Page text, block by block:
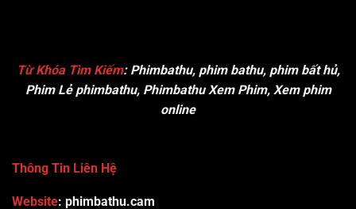
Từ Khóa Tìm Kiếm:Phimbathu, phim bathu, phim bất hủ,
Phim Lẻ phimbathu, Phimbathu Xem Phim, Xem phim
online
Thông Tin Liên Hệ
Website: phimbathu.cam